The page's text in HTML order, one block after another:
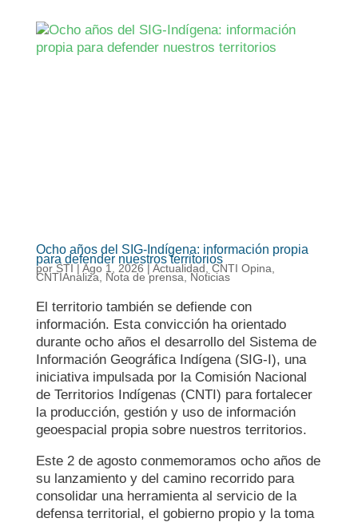
Ocho años del SIG-Indígena: información propia
para defender nuestros territorios
porSTI|Ago 1, 2026|Actualidad,CNTI Opina
CNTIAnaliza, Nota de prensa,Noticias
El territorio también se defiende con
información. Esta convicción ha orientado
durante ocho años el desarrollo del Sistema de
Información Geográfica Indígena (SIG-I), una
iniciativa impulsada por la Comisión Nacional
de Territorios Indígenas (CNTI) para fortalecer
la producción, gestión y uso de información
geoespacial propia sobre nuestros territorios.
Este 2 de agosto conmemoramos ocho años de
su lanzamiento y del camino recorrido para
consolidar una herramienta al servicio de la
defensa territorial, el gobierno propio y la toma